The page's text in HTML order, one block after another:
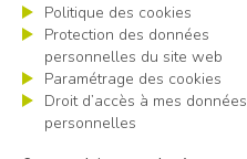
Politique des cookies
Protection des données
personnelles du site web
Paramétrage des cookies
Droit d’accès à mes données
personnelles